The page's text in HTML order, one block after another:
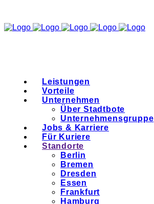
Leistungen
Vorteile
Unternehmen
Über Stadtbote
Unternehmensgruppe
Jobs & Karriere
Für Kuriere
Standorte
Berlin
Bremen
Dresden
Essen
Frankfurt
Hamburg